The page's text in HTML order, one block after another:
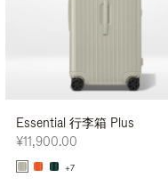
Essential 行李箱 Plus
¥11,900.00
+7